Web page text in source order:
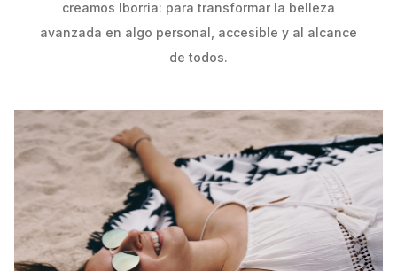
creamos Iborria: para transformar la belleza
avanzada en algo personal, accesible y al alcance
de todos.